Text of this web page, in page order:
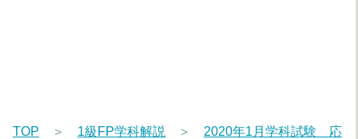
TOP ＞ 1級FP学科解説 ＞ 2020年1月学科試験 応